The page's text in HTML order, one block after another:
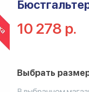
10 278 р.
Выбрать